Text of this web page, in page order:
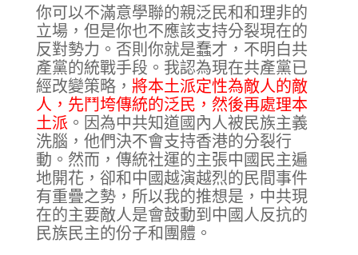
你可以不滿意學聯的親泛民和和理非的
立場，但是你也不應該支持分裂現在的
反對勢力。否則你就是蠢才，不明白共
產黨的統戰手段。我認為現在共產黨已
經改變策略， 將本土派定性為敵人的敵
人，先鬥垮傳統的泛民，然後再處理本
土派。因為中共知道國內人被民族主義
洗腦，他們決不會支持香港的分裂行
動。然而，傳統社運的主張中國民主遍
地開花，卻和中國越演越烈的民間事件
有重疊之勢，所以我的推想是，中共現
在的主要敵人是會鼓動到中國人反抗的
民族民主的份子和團體。